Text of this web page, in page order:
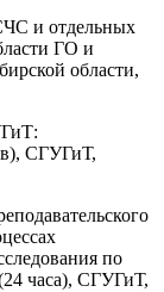
и отдельных
ГО и
области,
СГУГиТ,
по
часа), СГУГиТ,